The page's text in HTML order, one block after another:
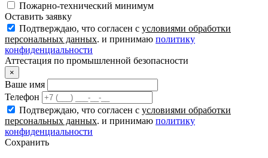
Пожарно-технический минимум
Оставить заявку
Подтверждаю, что согласен с условиями обработки
персональных данных. и принимаю политику
конфиденциальности
Аттестация по промышленной безопасности
×
Ваше имя
Телефон
Подтверждаю, что согласен с условиями обработки
персональных данных. и принимаю политику
конфиденциальности
Сохранить